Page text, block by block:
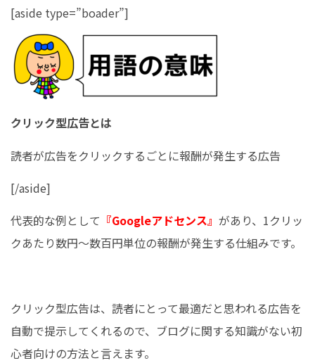
[aside type=”boader”]
クリック型広告とは
読者が広告をクリックするごとに報酬が発生する広告
[/aside]
代表的な例として 『Googleアドセンス』 があり、1クリッ
クあたり数円〜数百円単位の報酬が発生する仕組みです。
クリック型広告は、読者にとって最適だと思われる広告を
自動で提示してくれるので、ブログに関する知識がない初
心者向けの方法と言えます。